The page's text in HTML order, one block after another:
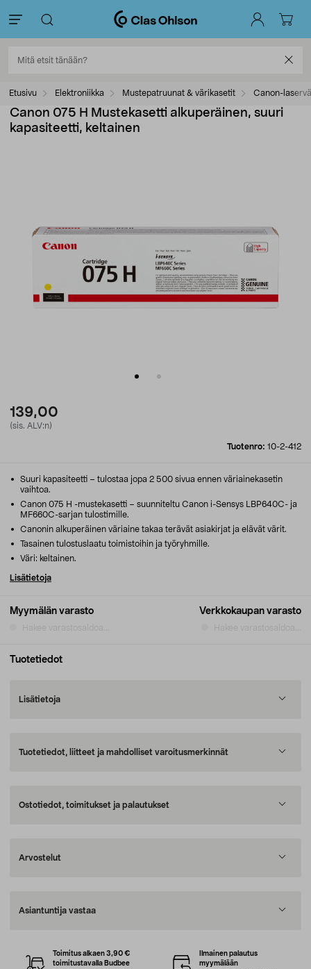
Etusivu Elektroniikka Mustepatruunat & värikasetit Canon-
Canon 075 H Mustekasetti alkuperäinen, suuri
kapasiteetti, keltainen
139,00
(sis. ALV:n)
Tuotenro: 10-2-412
Myymälän varasto
Hakee varastosaldoa...
Verkkokaupan varasto
Hakee varastosaldoa...
Suuri kapasiteetti – tulostaa jopa 2 500 sivua ennen väriainekasetin
vaihtoa.
Canon 075 H -mustekasetti – suunniteltu Canon i-Sensys LBP640C- ja
MF660C-sarjan tulostimille.
Canonin alkuperäinen väriaine takaa terävät asiakirjat ja elävät värit.
Tasainen tulostuslaatu toimistoihin ja työryhmille.
Väri: keltainen.
Lisätietoja
Tuotetiedot
Lisätietoja
Tuotetiedot, liitteet ja mahdolliset varoitusmerkinnät
Ostotiedot, toimitukset ja palautukset
Arvostelut
Asiantuntija vastaa
Toimitus alkaen 3,90 €
toimitustavalla Budbee
Ilmainen palautus
myymälään